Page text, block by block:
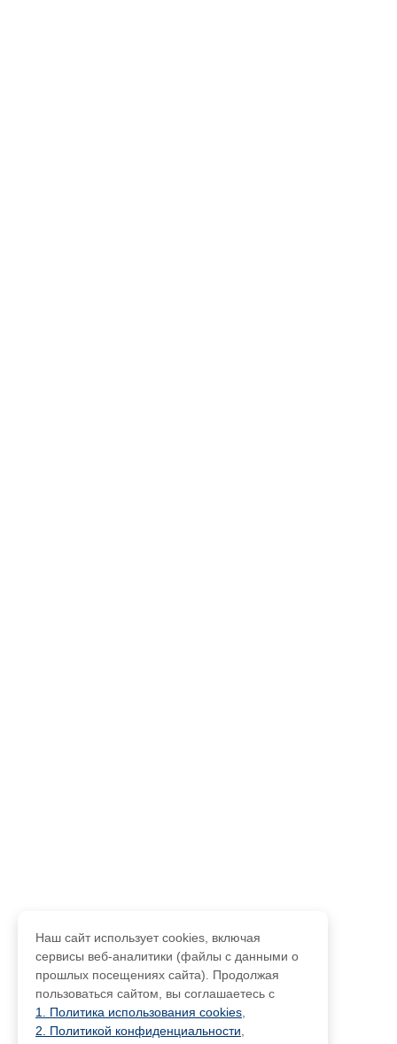
Наш сайт использует cookies, включая
сервисы веб-аналитики (файлы с данными о
прошлых посещениях сайта). Продолжая
пользоваться сайтом, вы соглашаетесь с
1. Политика использования cookies
2. Политикой конфиденциальности